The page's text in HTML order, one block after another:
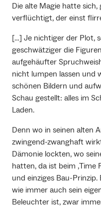
Die alte Magie hatte
verflüchtigt, der einst
[…] Je nichtiger der Plot,
geschwätziger die
aufgehäufter
nicht lumpen lassen und
schönen Bildern und
Schau gestellt: alles im
Laden.
Denn wo in seinen alten
zwingend-zwanghaft
Dämonie lockten, wo
hatten, da ist beim ‚Time
und einziges Bau-Prinzip.
wie immer auch sein
Beleuchter ist, zwar